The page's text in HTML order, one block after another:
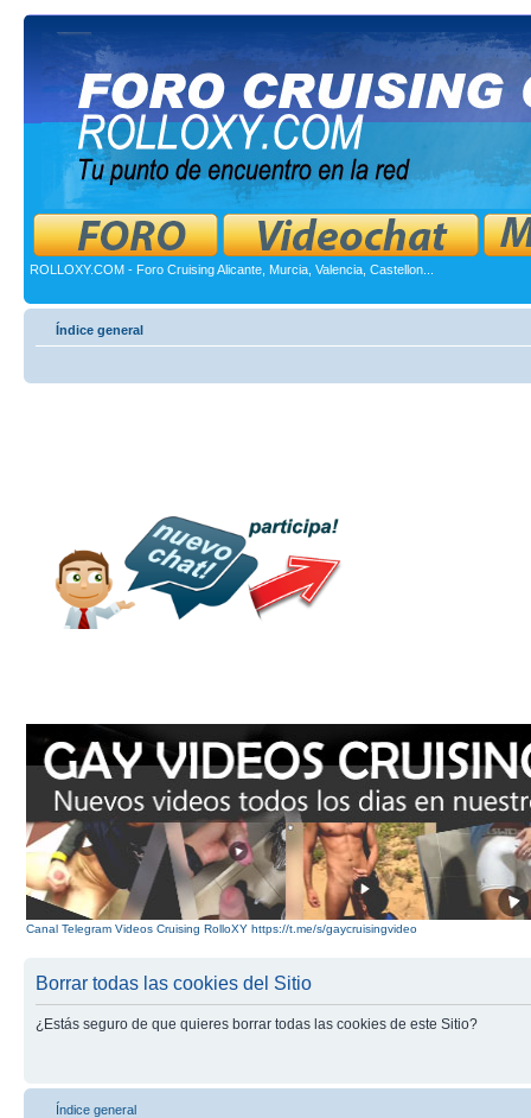
ROLLOXY.COM - Foro Cruising Alicante, Murcia, Valencia, Castellon...
Índice general
Canal Telegram Videos Cruising RolloXY https://t.me/s/gaycruisingvideo
Borrar todas las cookies del Sitio
¿Estás seguro de que quieres borrar todas las cookies de este Sitio?
Índice general